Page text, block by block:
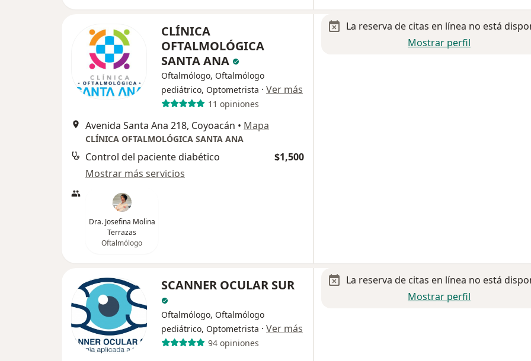
CLÍNICA
OFTALMOLÓGICA
SANTA ANA
Oftalmólogo, Oftalmólogo
pediátrico, Optometrista · Ver más
11 opiniones
Avenida Santa Ana 218, Coyoacán • Mapa
CLÍNICA OFTALMOLÓGICA SANTA ANA
Control del paciente diabético
$1,500
Mostrar más servicios
Dra. Josefina Molina
Terrazas
Oftalmólogo
La reserva de citas en línea no está
Mostrar perfil
SCANNER OCULAR SUR
Oftalmólogo, Oftalmólogo
pediátrico, Optometrista · Ver más
94 opiniones
La reserva de citas en línea no está
Mostrar perfil